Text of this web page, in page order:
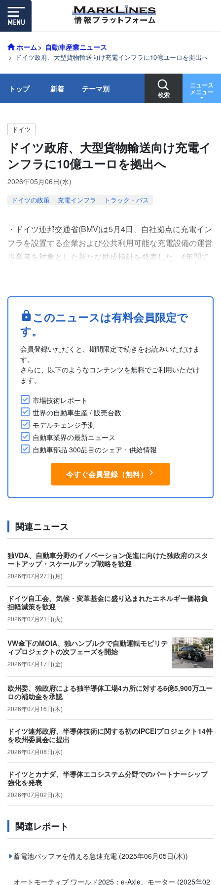
ホーム 自動車産業ニュース
ドイツ政府、大型貨物輸送向け充電インフラに10億ユーロを拠出へ
トップ 新着 テーマ別
検索
ニュース
メニュー
ドイツ
ドイツ政府、大型貨物輸送向け充電イ
ンフラに10億ユーロを拠出へ
2026年05月06日(水)
ドイツの政策 充電インフラ トラック・バス
・ドイツ連邦交通省(BMV)は5月4日、自社拠点に充電イン
フラを設置する企業および公共利用可能な充電設備の運営
事業者を対象とした新たな助成指針を発表した。4年間で
「充電インフラ・マスタープラン2030」の一環で、プロ
グラム開始時には総額2億ユーロが利用可能となる見込
み。2026年以降の4年間の助成期間中にも、市場状況に応
じた公募が順....
このニュースは有料会員限定で
す。
会員登録いただくと、期間限定で続きをお読みいただけま
す。
さらに、以下のようなコンテンツを無料でご利用いただけ
ます。
市場技術レポート
世界の自動車生産 / 販売台数
モデルチェンジ予測
自動車業界の最新ニュース
自動車部品 300品目のシェア・供給情報
今すぐ会員登録（無料）
関連ニュース
独VDA、自動車分野のイノベーション促進に向けた独政府のスタ
ートアップ・スケールアップ戦略を歓迎
2026年07月27日(月)
ドイツ自工会、気候・変革基金に盛り込まれたエネルギー価格負
担軽減策を歓迎
2026年07月21日(火)
VW傘下のMOIA、独ハンブルクで自動運転モビリテ
ィプロジェクトの次フェーズを開始
2026年07月17日(金)
欧州委、独政府による独半導体工場4カ所に対する6億5,900万ユー
ロの補助金を承認
2026年07月16日(木)
ドイツ連邦政府、半導体技術に関する初のIPCEIプロジェクト14件
を欧州委員会に提出
2026年07月08日(水)
ドイツとカナダ、半導体エコシステム分野でのパートナーシップ
強化を発表
2026年07月02日(木)
関連レポート
蓄電池バッファを備える急速充電 (2025年06月05日(木))
オートモーティブ ワールド2025：e-Axle、モーター (2025年02